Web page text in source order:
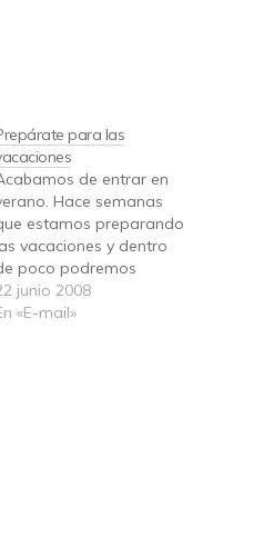
para las
de entrar en
Hace semanas
estamos preparando
vacaciones y dentro
poco podremos
al fin y al
nos las hemos
junio 2008
«E-mail»